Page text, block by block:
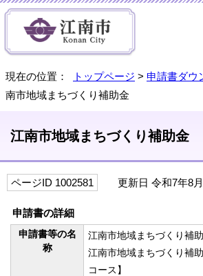
現在の位置： トップページ > 申請書ダウ
南市地域まちづくり補助金
江南市地域まちづくり補助金
ページID 1002581 更新日 令和7年8
申請書の詳細
申請書等の名
称
江南市地域まちづくり補
江南市地域まちづくり補
コース】